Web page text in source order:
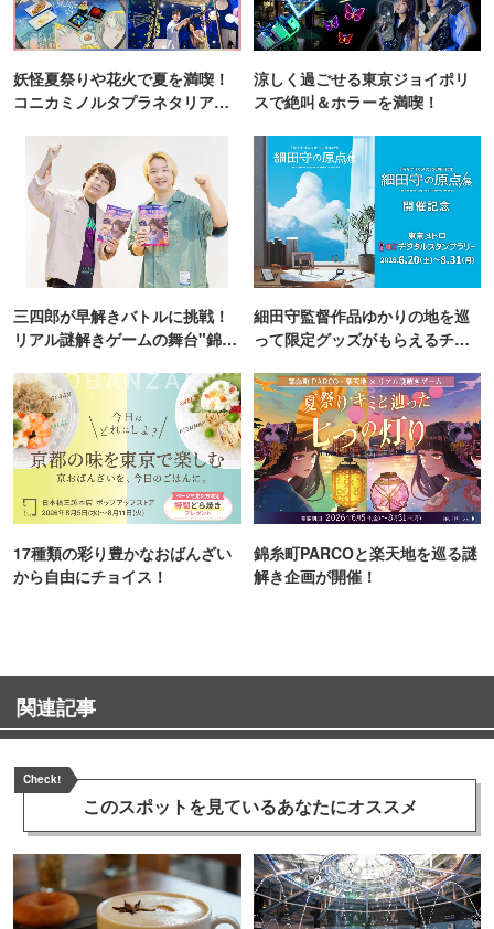
妖怪夏祭りや花火で夏を満喫！
コニカミノルタプラネタリア
涼しく過ごせる東京ジョイポリ
スで絶叫＆ホラーを満喫！
三四郎が早解きバトルに挑戦！
リアル謎解きゲームの舞台"錦糸
細田守監督作品ゆかりの地を巡
って限定グッズがもらえるチャ
17種類の彩り豊かなおばんざい
から自由にチョイス！
錦糸町PARCOと楽天地を巡る謎
解き企画が開催！
関連記事
Check!
このスポットを見ているあなたにオススメ